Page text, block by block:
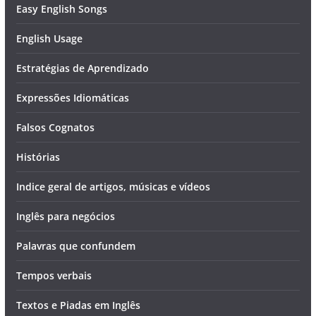
Easy English Songs
English Usage
Estratégias de Aprendizado
Expressões Idiomáticas
Falsos Cognatos
Histórias
Indice geral de artigos, músicas e vídeos
Inglês para negócios
Palavras que confundem
Tempos verbais
Textos e Piadas em Inglês